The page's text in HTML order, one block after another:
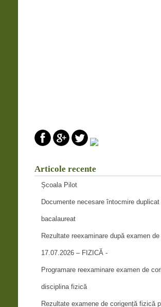
Articole recente
Școala Pilot
Documente necesare întocmire
bacalaureat
Rezultate reexaminare după examen
17.07.2026 – FIZICĂ -
Programare reexaminare examen de
disciplina fizică
Rezultate examene de corigență fizică